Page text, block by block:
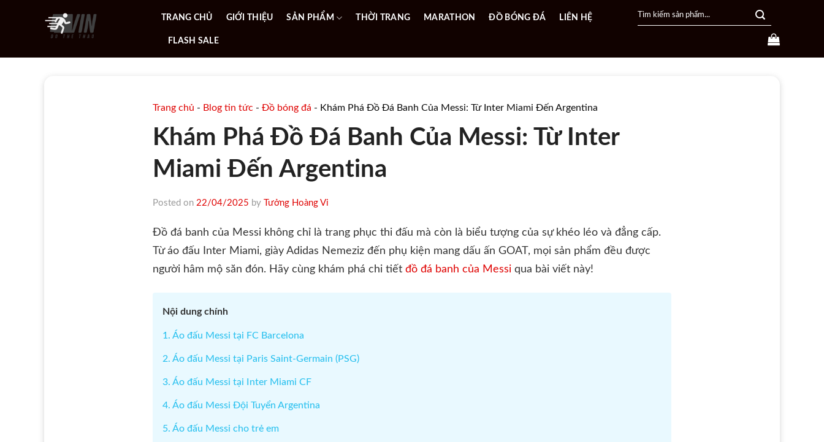
TRANG CHỦ GIỚI THIỆU SẢN PHẨM THỜI TRANG MARATHON ĐỒ BÓNG ĐÁ LIÊN HỆ
FLASH SALE
Search
Trang chủ - Blog tin tức - Đồ bóng đá - Khám Phá Đồ Đá Banh Của Messi: Từ Inter Miami Đến Argentina
Khám Phá Đồ Đá Banh Của Messi: Từ Inter
Miami Đến Argentina
Posted on 22/04/2025 by Tưởng Hoàng Vi
Đồ đá banh của Messi không chỉ là trang phục thi đấu mà còn là biểu tượng của sự khéo léo và đẳng cấp.
Từ áo đấu Inter Miami, giày Adidas Nemeziz đến phụ kiện mang dấu ấn GOAT, mọi sản phẩm đều được
người hâm mộ săn đón. Hãy cùng khám phá chi tiết đồ đá banh của Messi qua bài viết này!
Nội dung chính
Áo đấu Messi tại FC Barcelona
Áo đấu Messi tại Paris Saint-Germain (PSG)
Áo đấu Messi tại Inter Miami CF
Áo đấu Messi Đội Tuyển Argentina
Áo đấu Messi cho trẻ em